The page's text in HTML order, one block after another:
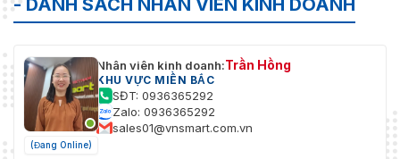
- DANH SÁCH NHÂN VIÊN KINH DOANH
(Đang Online)
Nhân viên kinh doanh:Trần Hồng
KHU VỰC MIỀN BẮC
SĐT: 0936365292
Zalo: 0936365292
sales01@vnsmart.com.vn